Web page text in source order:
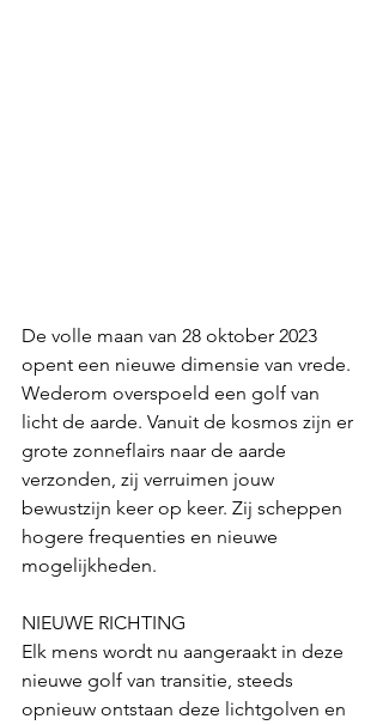
De volle maan van 28 oktober 2023
opent een nieuwe dimensie van vrede.
Wederom overspoeld een golf van
licht de aarde. Vanuit de kosmos zijn er
grote zonneflairs naar de aarde
verzonden, zij verruimen jouw
bewustzijn keer op keer. Zij scheppen
hogere frequenties en nieuwe
mogelijkheden.
NIEUWE RICHTING
Elk mens wordt nu aangeraakt in deze
nieuwe golf van transitie, steeds
opnieuw ontstaan deze lichtgolven en